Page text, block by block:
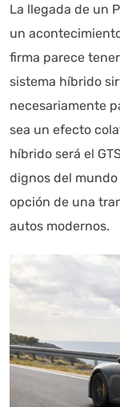
La llegada de un
un
firma parece
sistema híbrido
necesariamente
sea un efecto
híbrido será el
dignos del
opción de una
autos modernos.